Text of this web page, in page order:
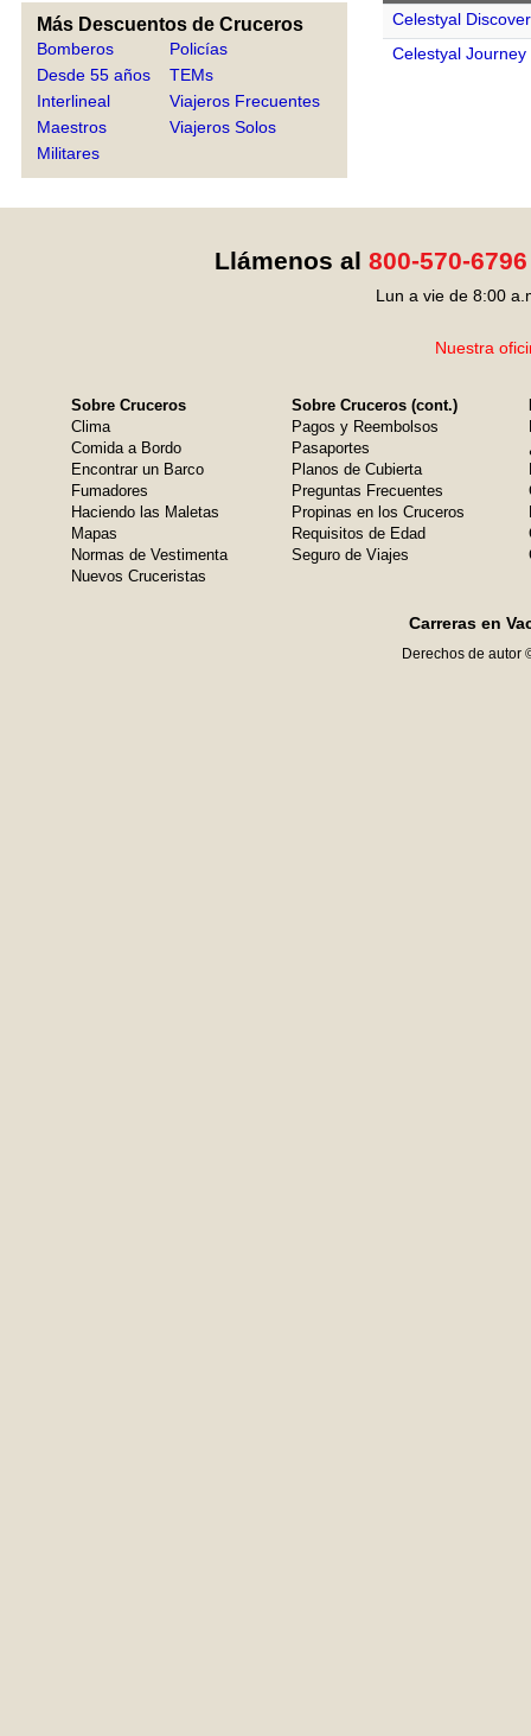
Más Descuentos de Cruceros
Bomberos
Desde 55 años
Interlineal
Maestros
Militares
Policías
TEMs
Viajeros Frecuentes
Viajeros Solos
Celestyal
Celestyal Journey
Llámenos al 800-570-6796
Lun a vie de 8:00
Nuestra
Sobre Cruceros
Clima
Comida a Bordo
Encontrar un Barco
Fumadores
Haciendo las Maletas
Mapas
Normas de Vestimenta
Nuevos Cruceristas
Sobre Cruceros (cont.)
Pagos y Reembolsos
Pasaportes
Planos de Cubierta
Preguntas Frecuentes
Propinas en los Cruceros
Requisitos de Edad
Seguro de Viajes
Carreras en
Derechos de autor